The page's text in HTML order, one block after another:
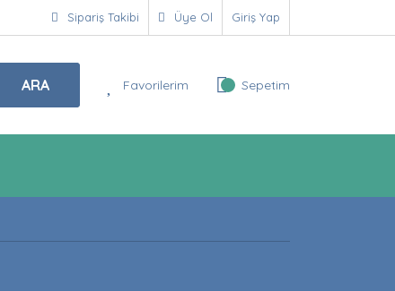
Sipariş Takibi Üye Ol Giriş Yap
ARA Favorilerim Sepetim